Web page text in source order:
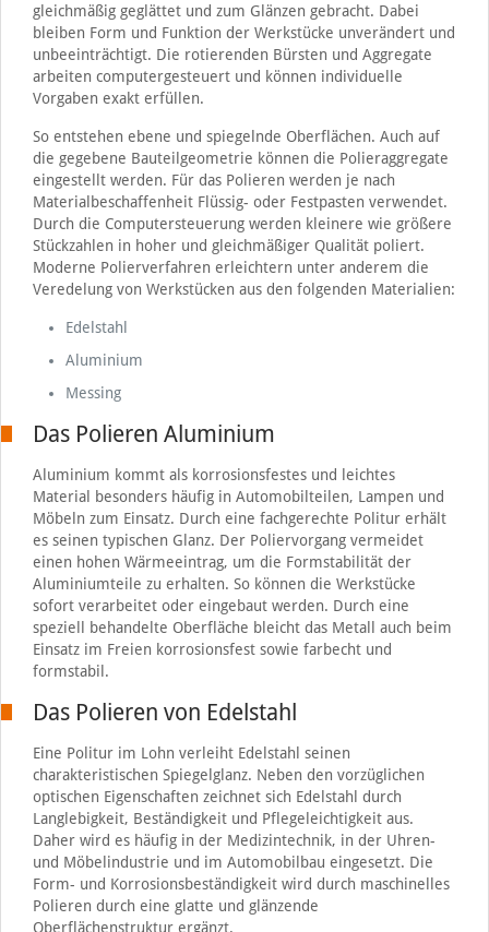
gleichmäßig geglättet und zum Glänzen gebracht. Dabei
bleiben Form und Funktion der Werkstücke unverändert und
unbeeinträchtigt. Die rotierenden Bürsten und Aggregate
arbeiten computergesteuert und können individuelle
Vorgaben exakt erfüllen.
So entstehen ebene und spiegelnde Oberflächen. Auch auf
die gegebene Bauteilgeometrie können die Polieraggregate
eingestellt werden. Für das Polieren werden je nach
Materialbeschaffenheit Flüssig- oder Festpasten verwendet.
Durch die Computersteuerung werden kleinere wie größere
Stückzahlen in hoher und gleichmäßiger Qualität poliert.
Moderne Polierverfahren erleichtern unter anderem die
Veredelung von Werkstücken aus den folgenden Materialien:
Edelstahl
Aluminium
Messing
Das Polieren Aluminium
Aluminium kommt als korrosionsfestes und leichtes
Material besonders häufig in Automobilteilen, Lampen und
Möbeln zum Einsatz. Durch eine fachgerechte Politur erhält
es seinen typischen Glanz. Der Poliervorgang vermeidet
einen hohen Wärmeeintrag, um die Formstabilität der
Aluminiumteile zu erhalten. So können die Werkstücke
sofort verarbeitet oder eingebaut werden. Durch eine
speziell behandelte Oberfläche bleicht das Metall auch beim
Einsatz im Freien korrosionsfest sowie farbecht und
formstabil.
Das Polieren von Edelstahl
Eine Politur im Lohn verleiht Edelstahl seinen
charakteristischen Spiegelglanz. Neben den vorzüglichen
optischen Eigenschaften zeichnet sich Edelstahl durch
Langlebigkeit, Beständigkeit und Pflegeleichtigkeit aus.
Daher wird es häufig in der Medizintechnik, in der Uhren-
und Möbelindustrie und im Automobilbau eingesetzt. Die
Form- und Korrosionsbeständigkeit wird durch maschinelles
Polieren durch eine glatte und glänzende
Oberflächenstruktur ergänzt.